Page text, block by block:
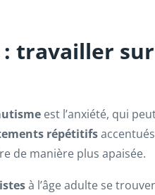
travailler sur
est l’anxiété, qui
répétitifs
de manière plus apaisée.
à l’âge adulte se